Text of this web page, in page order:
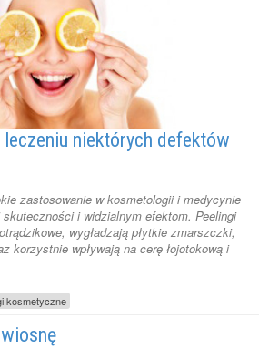
niektórych defektów
zastosowanie w kosmetologii i medycynie
i widzialnym efektom. Peelingi
wygładzają płytkie zmarszczki,
korzystnie wpływają na cerę łojotokową i
kosmetyczne